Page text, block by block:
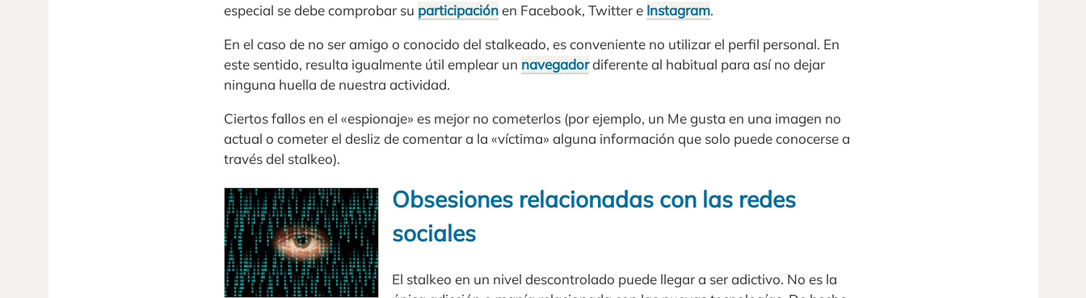
especial se debe comprobar su participaciónen Facebook, Twitter e Instagram.
En el caso de no ser amigo o conocido del stalkeado, es conveniente no utilizar el perfil personal. En
este sentido, resulta igualmente útil emplear un navegadordiferente al habitual para así no dejar
ninguna huella de nuestra actividad.
Ciertos fallos en el «espionaje» es mejor no cometerlos (por ejemplo, un Me gusta en una imagen no
actual o cometer el desliz de comentar a la «víctima» alguna información que solo puede conocerse a
través del stalkeo).
Obsesiones relacionadas con las redes
sociales
El stalkeo en un nivel descontrolado puede llegar a ser adictivo. No es la